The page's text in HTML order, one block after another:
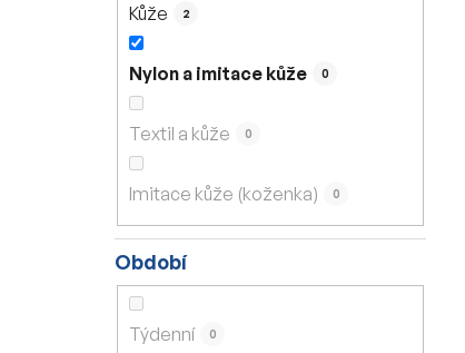
Kůže 2
Nylon a imitace kůže 0
Textil a kůže 0
Imitace kůže (koženka) 0
Období
Týdenní 0